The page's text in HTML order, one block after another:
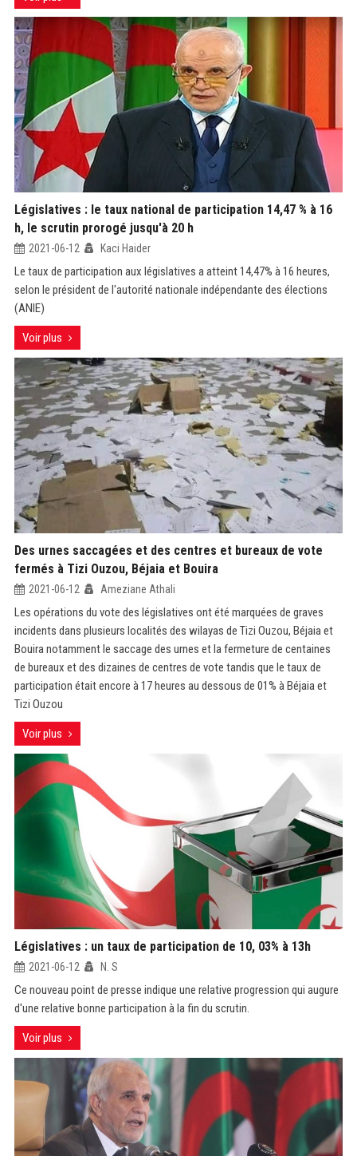
Législatives : le taux national de participation 14,47 % à 16
h, le scrutin prorogé jusqu'à 20 h
2021-06-12 Kaci Haider
Le taux de participation aux législatives a atteint 14,47% à 16 heures,
selon le président de l'autorité nationale indépendante des élections
(ANIE)
Voir plus
Des urnes saccagées et des centres et bureaux de vote
fermés à Tizi Ouzou, Béjaia et Bouira
2021-06-12 Ameziane Athali
Les opérations du vote des législatives ont été marquées de graves
incidents dans plusieurs localités des wilayas de Tizi Ouzou, Béjaia et
Bouira notamment le saccage des urnes et la fermeture de centaines
de bureaux et des dizaines de centres de vote tandis que le taux de
participation était encore à 17 heures au dessous de 01% à Béjaia et
Tizi Ouzou
Voir plus
Législatives : un taux de participation de 10, 03% à 13h
2021-06-12 N. S
Ce nouveau point de presse indique une relative progression qui augure
d'une relative bonne participation à la fin du scrutin.
Voir plus